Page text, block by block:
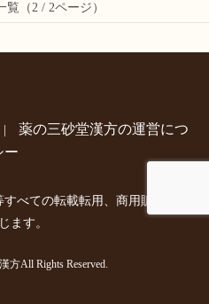
覧（2 / 2ページ）
薬の三砂堂漢方の運営につ
ー
べての転載転用、商用販売を固
ます。
方All Rights Reserved.